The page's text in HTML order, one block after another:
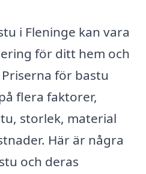
i Fleninge kan vara
för ditt hem och
för bastu
flera faktorer,
storlek, material
Här är några
och deras